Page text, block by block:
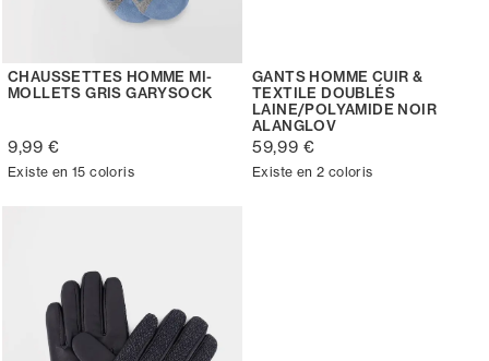
CHAUSSETTES HOMME MI-
MOLLETS GRIS GARYSOCK
9,99 €
Existe en 15 coloris
GANTS HOMME CUIR &
TEXTILE DOUBLÉS
LAINE/POLYAMIDE NOIR
ALANGLOV
59,99 €
Existe en 2 coloris